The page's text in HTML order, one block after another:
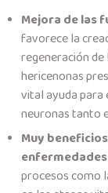
Mejora de las
favorece la
regeneración de
hericenonas
vital ayuda para
neuronas tanto
Muy
procesos como